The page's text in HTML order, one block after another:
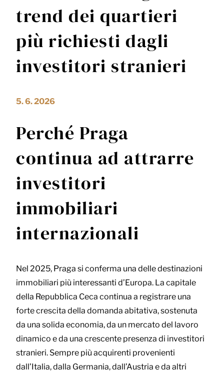
trend dei quartieri
più richiesti dagli
investitori stranieri
5. 6. 2026
Perché Praga
continua ad attrarre
investitori
immobiliari
internazionali
Nel 2025, Praga si conferma una delle destinazioni
immobiliari più interessanti d’Europa. La capitale
della Repubblica Ceca continua a registrare una
forte crescita della domanda abitativa, sostenuta
da una solida economia, da un mercato del lavoro
dinamico e da una crescente presenza di investitori
stranieri. Sempre più acquirenti provenienti
dall’Italia, dalla Germania, dall’Austria e da altri